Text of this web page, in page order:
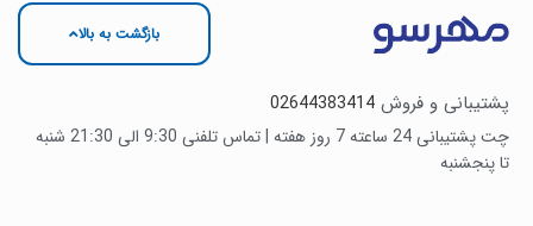
بازگشت به بالا
پشتیبانی و فروش 02644383414
چت پشتیبانی 24 ساعته 7 روز هفته | تماس تلفنی 9:30 الی 21:30 شنبه
تا پنجشنبه